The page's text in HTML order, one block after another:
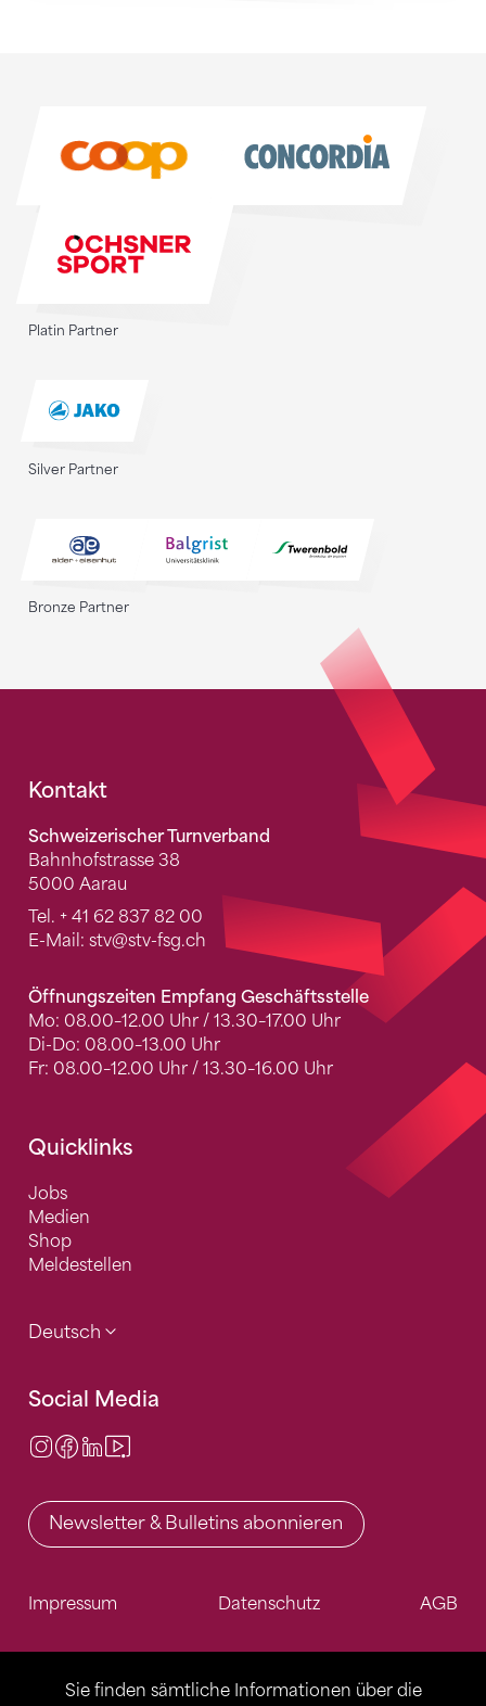
Sie finden sämtliche Informationen über die
Platin Partner
Silver Partner
Bronze Partner
Fusszeile
Kontakt
Schweizerischer Turnverband
Bahnhofstrasse 38
5000 Aarau
Tel. + 41 62 837 82 00
E-Mail: stv@stv-fsg.ch
Öffnungszeiten Empfang Geschäftsstelle
Mo: 08.00–12.00 Uhr / 13.30–17.00 Uhr
Di-Do: 08.00–13.00 Uhr
Fr: 08.00–12.00 Uhr / 13.30–16.00 Uhr
Quicklinks
Jobs
Medien
Shop
Meldestellen
Deutsch
Social Media
Instagram
Facebook
LinkedIn
Newsletter & Bulletins abonnieren
Impressum Datenschutz AGB